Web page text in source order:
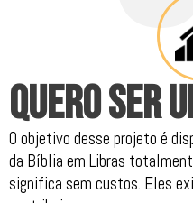
QUERO SER
O objetivo desse projeto é
da Bíblia em Libras
significa sem custos. Eles